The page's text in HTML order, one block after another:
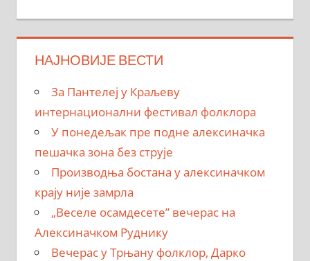
НАЈНОВИЈЕ ВЕСТИ
За Пантелеј у Краљеву
интернационални фестивал фолклора
У понедељак пре подне алексиначка
пешачка зона без струје
Производња бостана у алексиначком
крају није замрла
„Веселе осамдесете” вечерас на
Алексиначком Руднику
Вечерас у Трњану фолклор, Дарко